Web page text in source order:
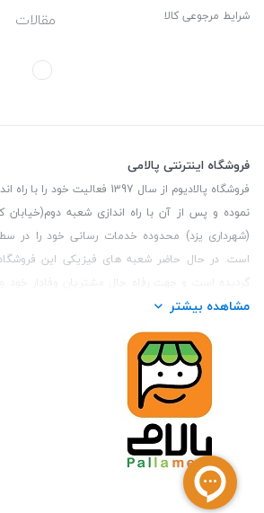
شرایط مرجوعی کالا
مقالات
فروشگاه اینترنتی پالامی
فروشگاه پالادیوم از سال 1397
نموده و پس از آن با راه اندازی شعبه
(شهرداری یزد) محدوده خدمات رسانی خود را در
است. در حال حاضر شعبه های فیزیکی این
گردیده است و جهت رفاه حال مشتریان وفادار
استان یزد و همچنین مشتریان سطح کشور، فروشگاه
نموده است. هدف فروشگاه اینترنتی پالامی فراهم
مطمئن، با کالاهای متنوع، باکیفیت و دارای
بتواند در مدت زمان کوتاه کالاهای خود را سفارش
تحویل بگیرد و در صورت وجود عدم تطابق سفارش
بازگشت کالا هم داشته باشد. سابقه درخشان در
انعقاد قرارداد با ارگان های دولتی و خصوصی از
یکی از مهم‌ترین دغدغه‌های کاربران خرید اینترنتی،
شده در زمان مورد نظر آنها بدستشان برسد، لذا
مشاهده بیشتر